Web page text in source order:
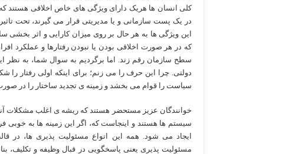
کلی انسان ها هریک دارای ویژگی های خاص اخلاقی هستند که
در یک پست سازمانی و یا مدیریتی قرار می گیرند، تحت
این ویژگی ها به هر حال بر روی میزان کارایی و اثر
که در هر صورت اخلاقی بودن یا نبودن رفتارها و عملکرد
سطح سازمان رقم زند. اما برگردیم به سوال شما، به نظر
دولتی. چرا این حرف را می زنم؛ برای اینکه اولی رفتار
سیاست را قوام می بخشد و زمینه ی تجدید ساختار را در
خوانندگان عزیز مستحضر هستند که ریشه ی اغلب مشکلات
سیستم ها هستند و اینجاست که، اگر این زمینه ها به
ایجاد می شود. همه این انواع مسئولیت پذیری ها، در
مسئولیت پذیری یعنی پاسخگویی در قبال وظیفه و تکلیف،